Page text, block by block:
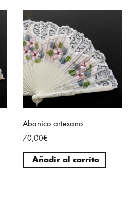
Abanico artesano
70,00€
Añadir al carrito